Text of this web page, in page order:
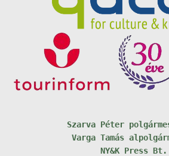
Szarva Péter
Varga Tamás
NY&K Press Bt.